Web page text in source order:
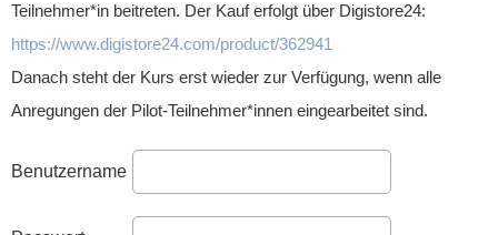
Teilnehmer*in beitreten. Der Kauf erfolgt über Digistore24:
https://www.digistore24.com/product/362941
Danach steht der Kurs erst wieder zur Verfügung, wenn alle
Anregungen der Pilot-Teilnehmer*innen eingearbeitet sind.
Benutzername